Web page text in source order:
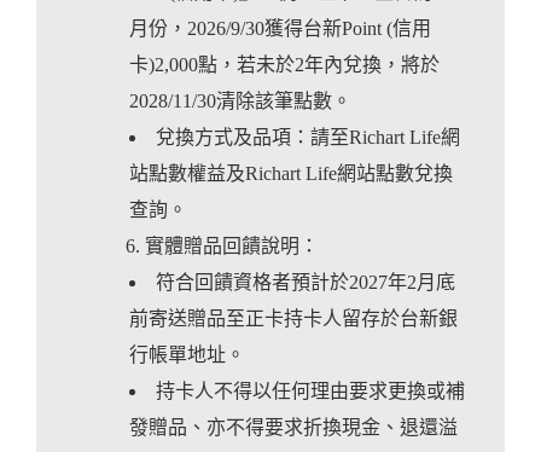
月份，2026/9/30獲得台新Point (信用
卡)2,000點，若未於2年內兌換，將於
2028/11/30清除該筆點數。
兌換方式及品項：請至Richart Life網
站點數權益及Richart Life網站點數兌換
查詢。
實體贈品回饋說明：
符合回饋資格者預計於2027年2月底
前寄送贈品至正卡持卡人留存於台新銀
行帳單地址。
持卡人不得以任何理由要求更換或補
發贈品、亦不得要求折換現金、退還溢